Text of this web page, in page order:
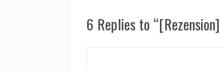
6 Replies to